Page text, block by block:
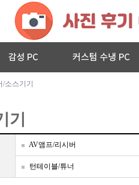
소스기기
기
AV앰프/리시버
턴테이블/튜너